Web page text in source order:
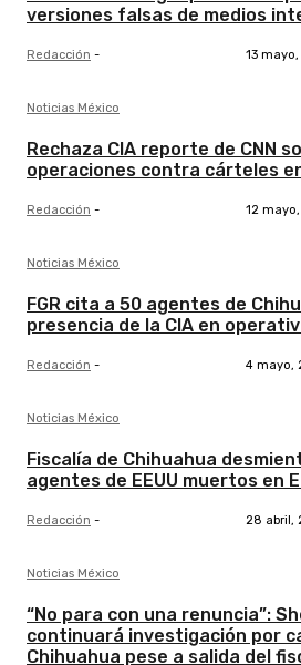
versiones falsas de medios
Redacción - 13
Noticias México
Rechaza CIA reporte de CNN
operaciones contra cárteles
Redacción - 12
Noticias México
FGR cita a 50 agentes de
presencia de la CIA en
Redacción - 4 mayo,
Noticias México
Fiscalía de Chihuahua
agentes de EEUU muertos en
Redacción - 28 abril,
Noticias México
“No para con una renuncia”:
continuará investigación por
Chihuahua pese a salida del